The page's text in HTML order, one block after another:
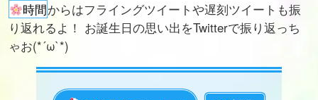
時間からはフライングツイートや遅刻ツイートも振
り返れるよ！ お誕生日の思い出をTwitterで振り返っち
ゃお(*´ω`*)